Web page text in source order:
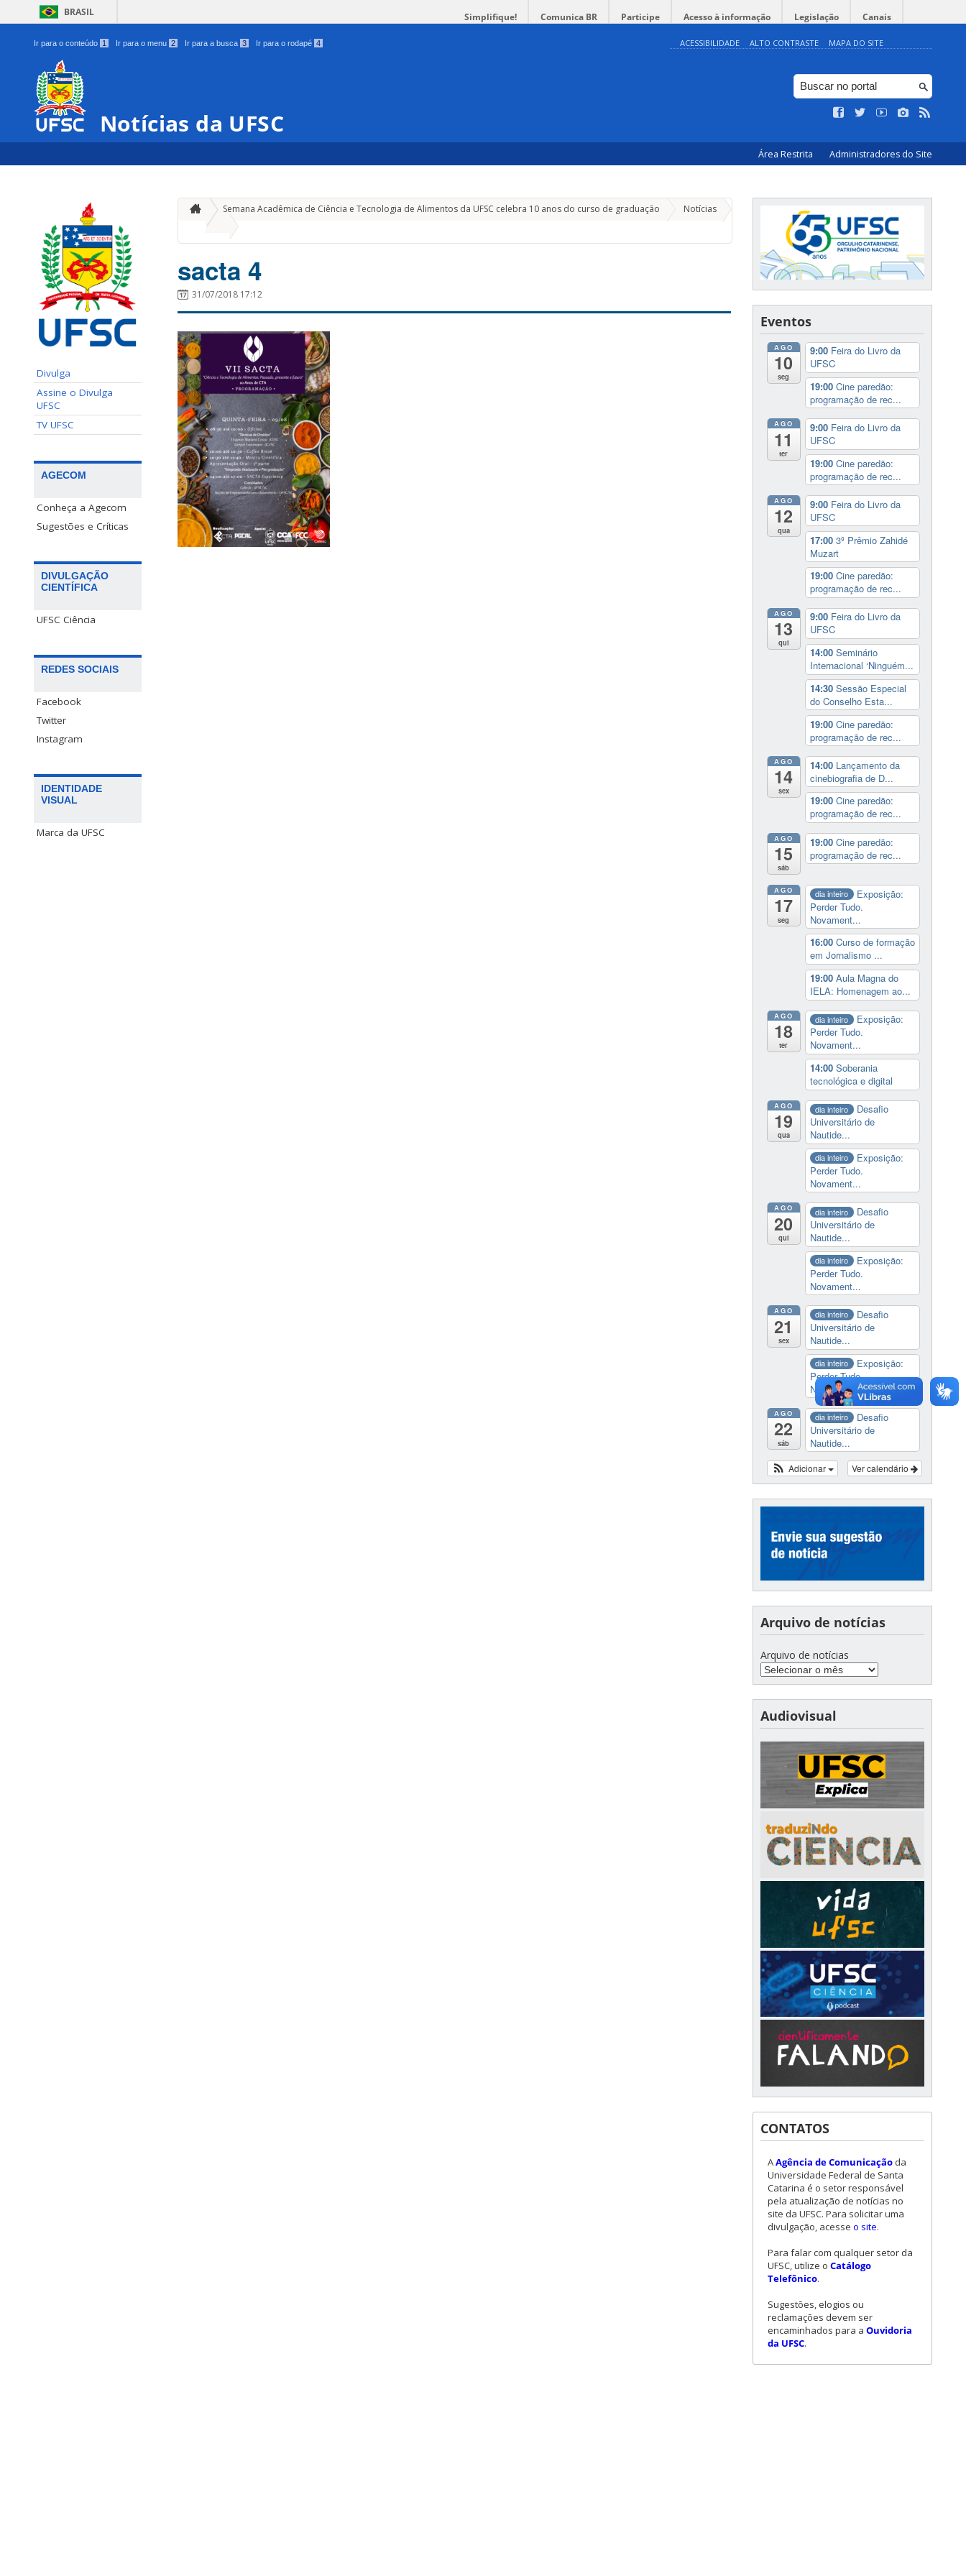
BRASIL Simplifique! Comunica BR Participe Acesso à informação Legislação Canais
Ir para o conteúdo 1 Ir para o menu 2 Ir para a busca 3 Ir para o rodapé 4 ACESSIBILIDADE ALTO CONTRASTE MAPA DO SITE
Notícias da UFSC
Área Restrita Administradores do Site
Divulga
Assine o Divulga
UFSC
TV UFSC
AGECOM
Conheça a Agecom
Sugestões e Críticas
DIVULGAÇÃO
CIENTÍFICA
UFSC Ciência
REDES SOCIAIS
Facebook
Twitter
Instagram
IDENTIDADE
VISUAL
Marca da UFSC
Semana Acadêmica de Ciência e Tecnologia de Alimentos da UFSC celebra 10 anos do curso de graduação
Notícias
sacta 4
31/07/2018 17:12
Eventos
AGO
10
seg
9:00 Feira do Livro da
UFSC
19:00 Cine paredão:
programação de rec...
AGO
11
ter
9:00 Feira do Livro da
UFSC
19:00 Cine paredão:
programação de rec...
AGO
12
qua
9:00 Feira do Livro da
UFSC
17:00 3º Prêmio Zahidé
Muzart
19:00 Cine paredão:
programação de rec...
AGO
13
qui
9:00 Feira do Livro da
UFSC
14:00 Seminário
Internacional ‘Ninguém...
14:30 Sessão Especial
do Conselho Esta...
19:00 Cine paredão:
programação de rec...
AGO
14
sex
14:00 Lançamento da
cinebiografia de D...
19:00 Cine paredão:
programação de rec...
AGO
15
sáb
19:00 Cine paredão:
programação de rec...
AGO
17
seg
dia inteiro
Exposição:
Perder Tudo.
Novament...
16:00 Curso de formação
em Jornalismo ...
19:00 Aula Magna do
IELA: Homenagem ao...
AGO
18
ter
dia inteiro
Exposição:
Perder Tudo.
Novament...
14:00 Soberania
tecnológica e digital
AGO
19
qua
dia inteiro
Desafio
Universitário de
Nautide...
dia inteiro
Exposição:
Perder Tudo.
Novament...
AGO
20
qui
dia inteiro
Desafio
Universitário de
Nautide...
dia inteiro
Exposição:
Perder Tudo.
Novament...
AGO
21
sex
dia inteiro
Desafio
Universitário de
Nautide...
dia inteiro
Exposição:
Perder Tudo.
Novament...
AGO
22
sáb
dia inteiro
Desafio
Universitário de
Nautide...
Ver calendário
Adicionar
Arquivo de notícias
Arquivo de notícias
Audiovisual
CONTATOS
AAgência de Comunicação da
Universidade Federal de Santa
Catarina é o setor responsável
pela atualização de notícias no
site da UFSC. Para solicitar uma
divulgação, acesse o site.
Para falar com qualquer setor da
UFSC, utilize o Catálogo
Telefônico.
Sugestões, elogios ou
reclamações devem ser
encaminhados para a Ouvidoria
da UFSC.